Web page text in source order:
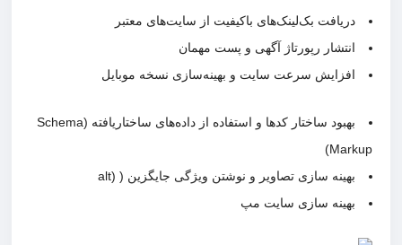
دریافت بک‌لینک‌های باکیفیت از سایت‌های معتبر
انتشار رپورتاژ آگهی و پست مهمان
افزایش سرعت سایت و بهینه‌سازی نسخه موبایل
بهبود ساختار کدها و استفاده از داده‌های ساختاریافته (Schema
بهینه سازی تصاویر و نوشتن ویژگی جایگزین ( (alt
بهینه سازی سایت مپ